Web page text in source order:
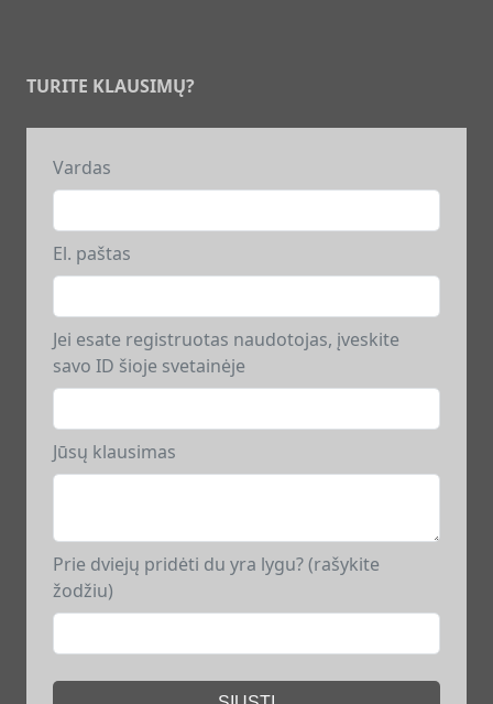
TURITE KLAUSIMŲ?
Vardas
El. paštas
Jei esate registruotas naudotojas, įveskite
savo ID šioje svetainėje
Jūsų klausimas
Prie dviejų pridėti du yra lygu? (rašykite
žodžiu)